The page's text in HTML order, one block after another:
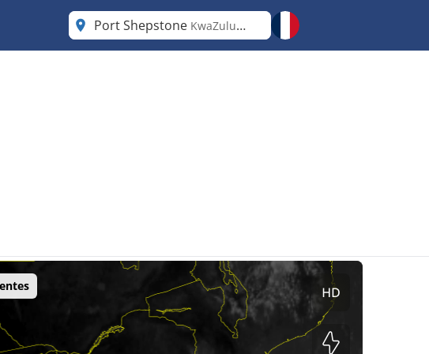
Port Shepstone KwaZulu-Natal